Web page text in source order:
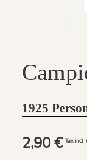
1925
2,90 €Tax incl